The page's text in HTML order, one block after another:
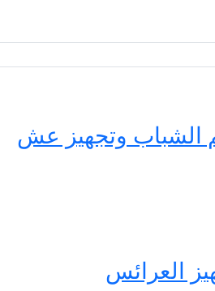
لدعم الشباب وتجهيز عش